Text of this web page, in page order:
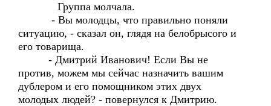
Группа молчала.
- Вы молодцы, что правильно поняли
ситуацию, - сказал он, глядя на белобрысого и
его товарища.
- Дмитрий Иванович! Если Вы не
против, можем мы сейчас назначить вашим
дублером и его помощником этих двух
молодых людей? - повернулся к Дмитрию.